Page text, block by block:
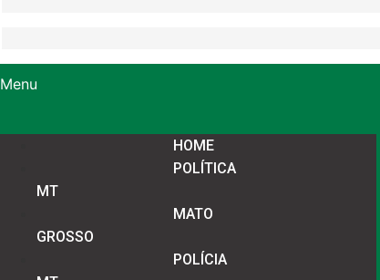
Menu
HOME
POLÍTICA
MT
MATO
GROSSO
POLÍCIA